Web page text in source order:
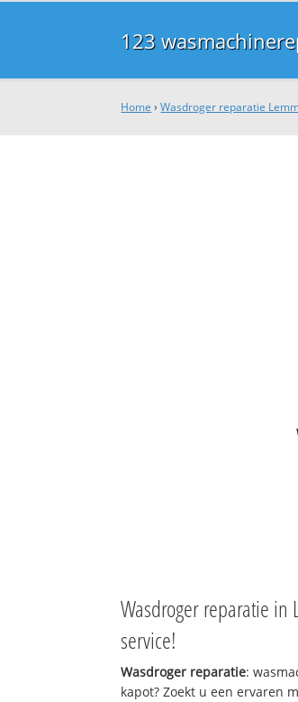
123
Home ›Wasdroger reparatie
Wasdroger reparatie in
service!
Wasdroger reparatie:
kapot? Zoekt u een ervaren